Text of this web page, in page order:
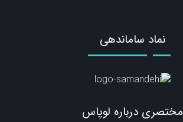
مختصری درباره لوپاس
نماد ساماندهی